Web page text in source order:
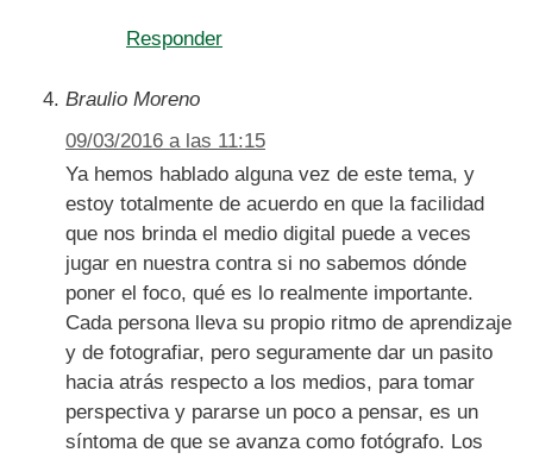
Responder
Braulio Moreno
09/03/2016 a las 11:15
Ya hemos hablado alguna vez de este tema, y
estoy totalmente de acuerdo en que la facilidad
que nos brinda el medio digital puede a veces
jugar en nuestra contra si no sabemos dónde
poner el foco, qué es lo realmente importante.
Cada persona lleva su propio ritmo de aprendizaje
y de fotografiar, pero seguramente dar un pasito
hacia atrás respecto a los medios, para tomar
perspectiva y pararse un poco a pensar, es un
síntoma de que se avanza como fotógrafo. Los